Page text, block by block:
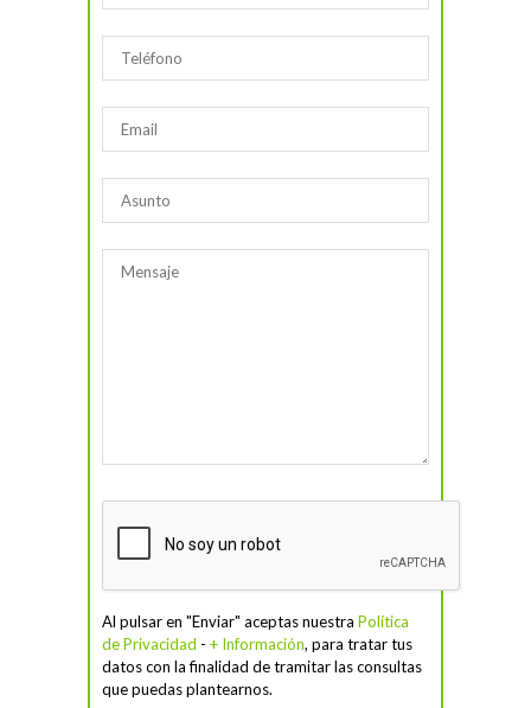
Al pulsar en "Enviar" aceptas nuestra Política
de Privacidad - + Información, para tratar tus
datos con la finalidad de tramitar las consultas
que puedas plantearnos.